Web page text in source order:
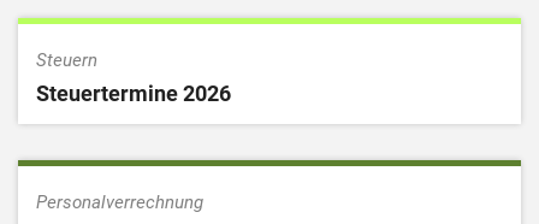
Steuern
Steuertermine 2026
Personalverrechnung